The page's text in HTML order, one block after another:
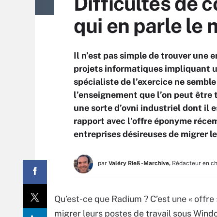
qui en parle le
Il n’est pas simple de trouver une
projets informatiques impliquant
spécialiste de l’exercice ne
l’enseignement que l’on peut
une sorte d’ovni industriel dont il
rapport avec l’offre éponyme
entreprises désireuses de migrer
par Valéry Rieß-Marchive, Rédacteur en
Qu’est-ce que Radium ? C’est une «
migrer leurs postes de travail sous